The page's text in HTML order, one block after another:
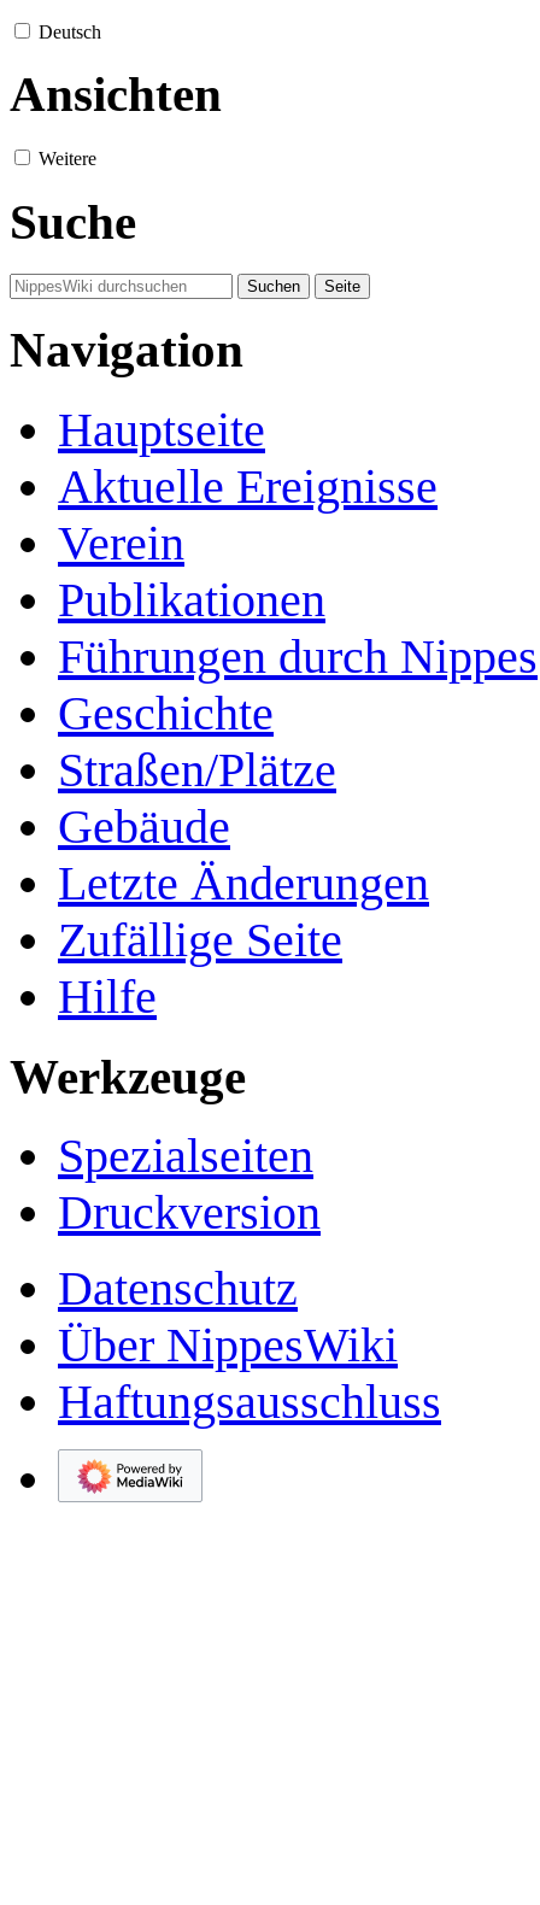
Deutsch
Ansichten
Weitere
Suche
Navigation
Hauptseite
Aktuelle Ereignisse
Verein
Publikationen
Führungen durch Nippes
Geschichte
Straßen/Plätze
Gebäude
Letzte Änderungen
Zufällige Seite
Hilfe
Werkzeuge
Spezialseiten
Druckversion
Datenschutz
Über NippesWiki
Haftungsausschluss